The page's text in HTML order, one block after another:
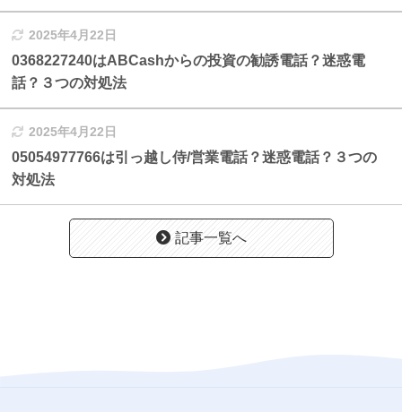
2025年4月22日
0368227240はABCashからの投資の勧誘電話？迷惑電
話？３つの対処法
2025年4月22日
05054977766は引っ越し侍/営業電話？迷惑電話？３つの
対処法
記事一覧へ